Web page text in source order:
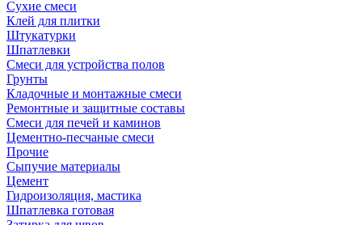
Сухие смеси
Клей для плитки
Штукатурки
Шпатлевки
Смеси для устройства полов
Грунты
Кладочные и монтажные смеси
Ремонтные и защитные составы
Смеси для печей и каминов
Цементно-песчаные смеси
Прочие
Сыпучие материалы
Цемент
Гидроизоляция, мастика
Шпатлевка готовая